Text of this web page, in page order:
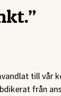
till vår
från